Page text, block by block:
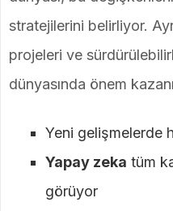
stratejilerini belirliyor.
projeleri ve
dünyasında önem
Yeni gelişmelerde
Yapay zeka tüm
görüyor